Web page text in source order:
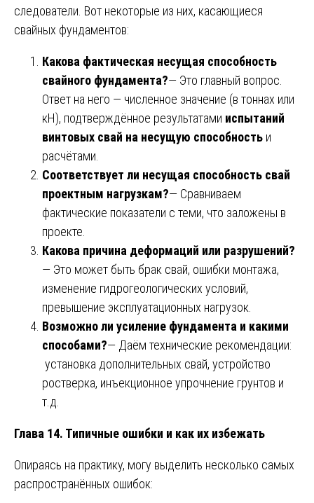
следователи. Вот некоторые из них, касающиеся
свайных фундаментов:
Какова фактическая несущая способность
свайного фундамента?— Это главный вопрос.
Ответ на него — численное значение (в тоннах или
кН), подтверждённое результатами испытаний
винтовых свай на несущую способность и
расчётами.
Соответствует ли несущая способность свай
проектным нагрузкам?— Сравниваем
фактические показатели с теми, что заложены в
проекте.
Какова причина деформаций или разрушений?
— Это может быть брак свай, ошибки монтажа,
изменение гидрогеологических условий,
превышение эксплуатационных нагрузок.
Возможно ли усиление фундамента и какими
способами?— Даём технические рекомендации:
установка дополнительных свай, устройство
ростверка, инъекционное упрочнение грунтов и
т.д.
Глава 14. Типичные ошибки и как их избежать
Опираясь на практику, могу выделить несколько самых
распространённых ошибок: